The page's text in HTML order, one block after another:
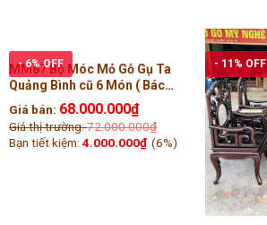
- 6% OFF
MM87 Bộ Móc Mỏ Gỗ Gụ Ta
Quảng Bình cũ 6 Món ( Bác
Tiến, Hải Phòng )
Giá bán: 68.000.000₫
Giá thị trường:72.000.000₫
Bạn tiết kiệm: 4.000.000₫ (6%)
- 11% OFF